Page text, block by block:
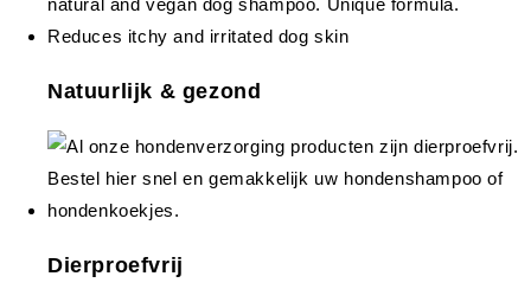
Natuurlijk & gezond
Dierproefvrij